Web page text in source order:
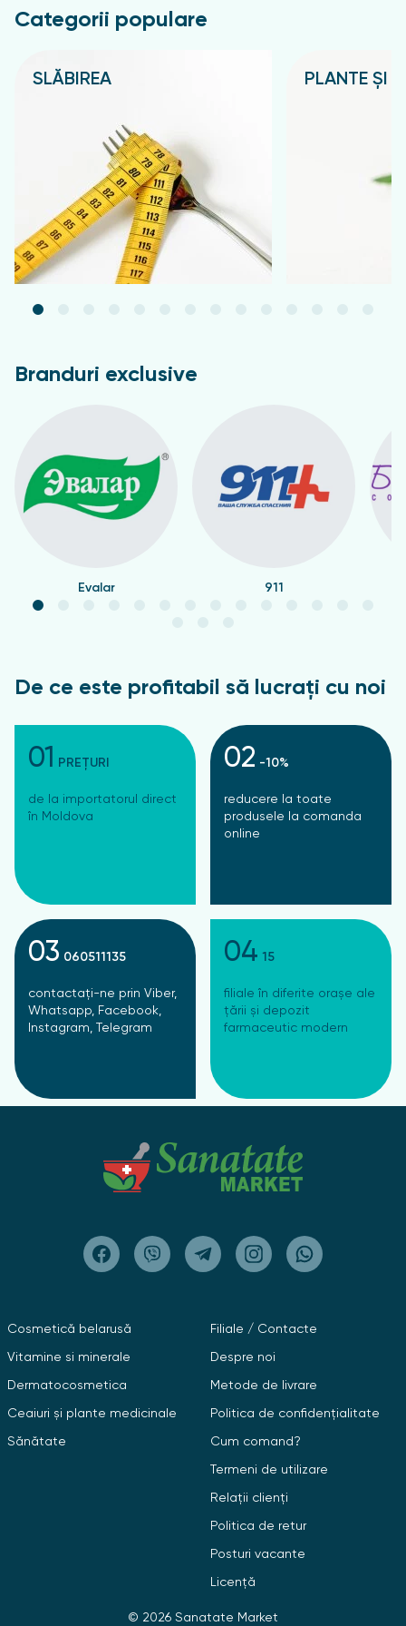
hidroxid de sodiu.
Categorii populare
SLĂBIREA PLANTE ȘI
Branduri exclusive
Evalar 911
De ce este profitabil să lucrați cu noi
01 PREȚURI
de la importatorul direct
în Moldova
02 -10%
reducere la toate
produsele la comanda
online
03 060511135
contactați-ne prin Viber,
Whatsapp, Facebook,
Instagram, Telegram
04 15
filiale în diferite orașe ale
țării și depozit
farmaceutic modern
Cosmetică belarusă
Vitamine si minerale
Dermatocosmetica
Ceaiuri și plante medicinale
Sănătate
Filiale / Contacte
Despre noi
Metode de livrare
Politica de confidențialitate
Cum comand?
Termeni de utilizare
Relații clienți
Politica de retur
Posturi vacante
Licență
© 2026 Sanatate Market